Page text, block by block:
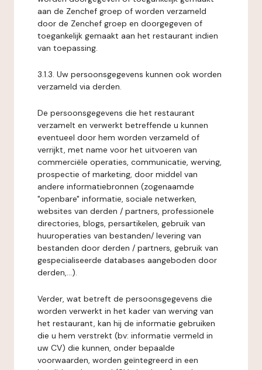
aan de Zenchef groep of worden verzameld
door de Zenchef groep en doorgegeven of
toegankelijk gemaakt aan het restaurant indien
van toepassing.
3.1.3. Uw persoonsgegevens kunnen ook worden
verzameld via derden.
De persoonsgegevens die het restaurant
verzamelt en verwerkt betreffende u kunnen
eventueel door hem worden verzameld of
verrijkt, met name voor het uitvoeren van
commerciële operaties, communicatie, werving,
prospectie of marketing, door middel van
andere informatiebronnen (zogenaamde
"openbare" informatie, sociale netwerken,
websites van derden / partners, professionele
directories, blogs, persartikelen, gebruik van
huuroperaties van bestanden/ levering van
bestanden door derden / partners, gebruik van
gespecialiseerde databases aangeboden door
derden,...).
Verder, wat betreft de persoonsgegevens die
worden verwerkt in het kader van werving van
het restaurant, kan hij de informatie gebruiken
die u hem verstrekt (bv: informatie vermeld in
uw CV) die kunnen, onder bepaalde
voorwaarden, worden geïntegreerd in een